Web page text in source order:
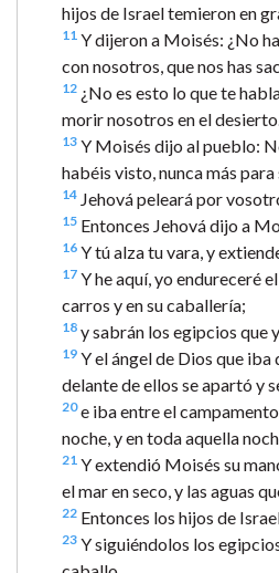
hijos de Israel temieron en
11 Y dijeron a Moisés: ¿No
con nosotros, que nos has
12 ¿No es esto lo que te
morir nosotros en el desierto.
13 Y Moisés dijo al pueblo:
habéis visto, nunca más para
14 Jehová peleará por
15 Entonces Jehová dijo a
16 Y tú alza tu vara, y
17 Y he aquí, yo endureceré
carros y en su caballería;
18 y sabrán los egipcios que
19 Y el ángel de Dios que
delante de ellos se apartó y
20e iba entre el
noche, y en toda aquella
21 Y extendió Moisés su
el mar en seco, y las aguas
22 Entonces los hijos de
23 Y siguiéndolos los